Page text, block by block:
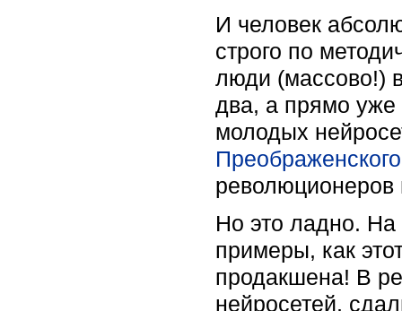
И человек
строго по
люди (массово!)
два, а прямо уже
молодых
Преображенского
революционеров
Но это ладно.
примеры, как
продакшена! В
нейросетей,